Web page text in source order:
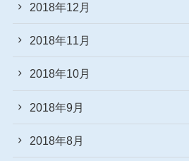
2018年12月
2018年11月
2018年10月
2018年9月
2018年8月